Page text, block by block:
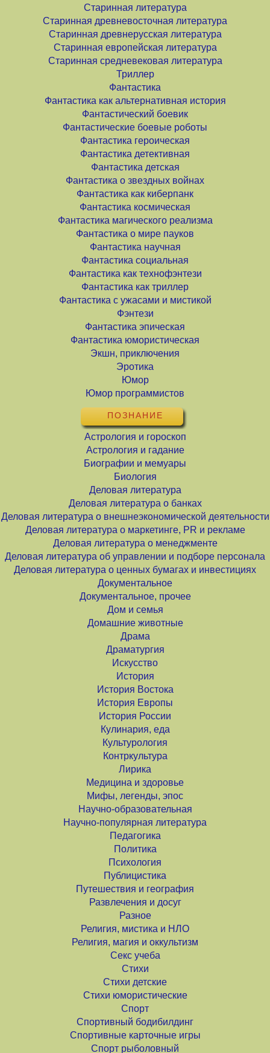
Старинная литература
Старинная древневосточная литература
Старинная древнерусская литература
Старинная европейская литература
Старинная средневековая литература
Триллер
Фантастика
Фантастика как альтернативная история
Фантастический боевик
Фантастические боевые роботы
Фантастика героическая
Фантастика детективная
Фантастика детская
Фантастика о звездных войнах
Фантастика как киберпанк
Фантастика космическая
Фантастика магического реализма
Фантастика о мире пауков
Фантастика научная
Фантастика социальная
Фантастика как технофэнтези
Фантастика как триллер
Фантастика с ужасами и мистикой
Фэнтези
Фантастика эпическая
Фантастика юмористическая
Экшн, приключения
Эротика
Юмор
Юмор программистов
ПОЗНАНИЕ
Астрология и гороскоп
Астрология и гадание
Биографии и мемуары
Биология
Деловая литература
Деловая литература о банках
Деловая литература о внешнеэкономической деятельности
Деловая литература о маркетинге, PR и рекламе
Деловая литература о менеджменте
Деловая литература об управлении и подборе персонала
Деловая литература о ценных бумагах и инвестициях
Документальное
Документальное, прочее
Дом и семья
Домашние животные
Драма
Драматургия
Искусство
История
История Востока
История Европы
История России
Кулинария, еда
Культурология
Контркультура
Лирика
Медицина и здоровье
Мифы, легенды, эпос
Научно-образовательная
Научно-популярная литература
Педагогика
Политика
Психология
Публицистика
Путешествия и география
Развлечения и досуг
Разное
Религия, мистика и НЛО
Религия, магия и оккультизм
Секс учеба
Стихи
Стихи детские
Стихи юмористические
Спорт
Спортивный бодибилдинг
Спортивные карточные игры
Спорт рыболовный